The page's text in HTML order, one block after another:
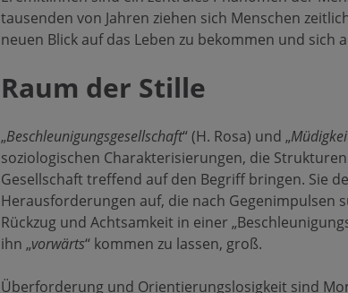
tausenden von Jahren ziehen sich Menschen
neuen Blick auf das Leben zu bekommen und sich
Raum der Stille
„Beschleunigungsgesellschaft“ (H. Rosa) und „
soziologischen Charakterisierungen, die
Gesellschaft treffend auf den Begriff bringen. Sie
Herausforderungen auf, die nach Gegenimpulsen
Rückzug und Achtsamkeit in einer
ihn „vorwärts“ kommen zu lassen, groß.
Überforderung und Orientierungslosigkeit sind